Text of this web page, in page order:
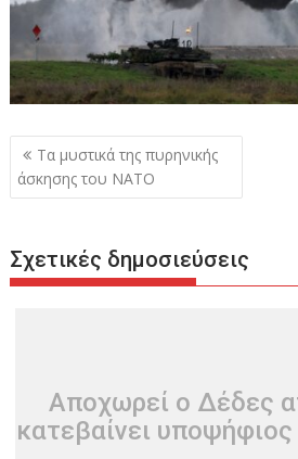
Πλοήγηση
άρθρων
Τα μυστικά της πυρηνικής
άσκησης του ΝΑΤΟ
Σχετικές δημοσιεύσεις
Αποχωρεί ο Δέδες
κατεβαίνει